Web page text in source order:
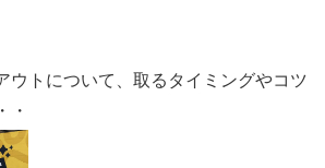
ウトについて、取るタイミングやコツ
・